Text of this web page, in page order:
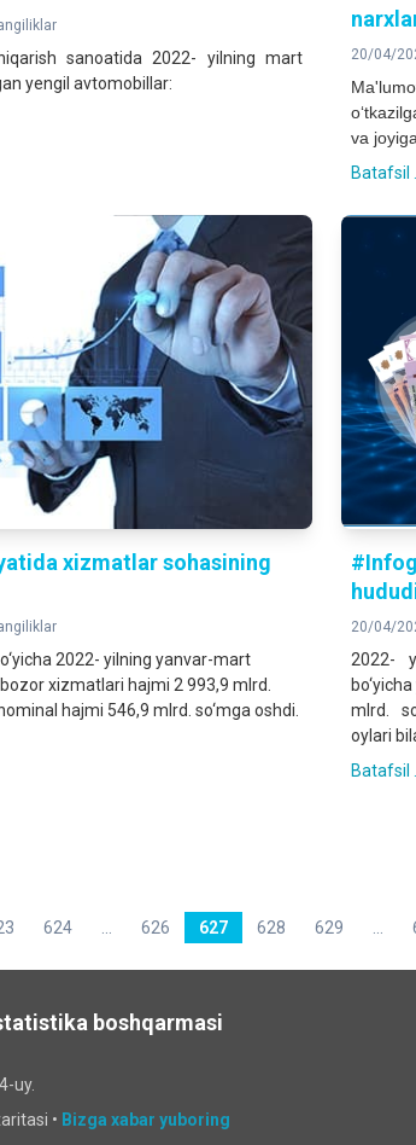
sanoatida 2022- yilning mart
yengil avtomobillar:
20/04/
va
Batafsil ...
xizmatlar sohasining
2022- yilning yanvar-mart
xizmatlari hajmi 2 993,9 mlrd.
hajmi 546,9 mlrd. so‘mga oshdi.
20/04/
2022-
mlrd.
oylari
Batafsil
624 ... 626 627 628 629 ...
boshqarmasi
uy.
• Bizga xabar yuboring